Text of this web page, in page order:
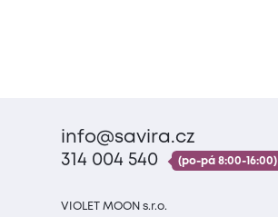
info@savira.cz
314 004 540
(po-pá 8:00-16:00)
VIOLET MOON s.r.o.